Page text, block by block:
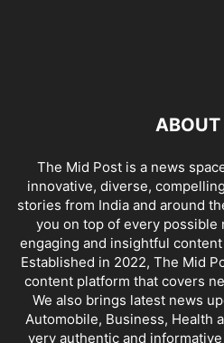
ABOUT
The Mid Post is a news
innovative, diverse,
stories from India and around
you on top of every possible
engaging and insightful
Established in 2022, The Mid
content platform that covers
We also brings latest news
Automobile, Business, Health
very authentic and